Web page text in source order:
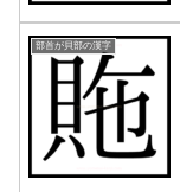
部首が貝部の漢字